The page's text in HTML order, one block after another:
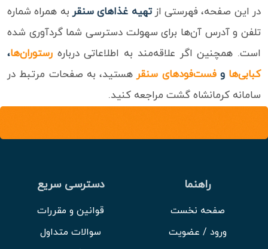
در این صفحه، فهرستی ازتهیه غذاهای سنقر به همراه شماره
تلفن و آدرس آن‌ها برای سهولت دسترسی شما گردآوری شده
است. همچنین اگر علاقه‌مند به اطلاعاتی درباره رستوران‌ها،
کبابی‌ها وفست‌فودهای سنقر هستید، به صفحات مرتبط در
سامانه کرمانشاه گشت مراجعه کنید.
راهنما
صفحه نخست
ورود / عضویت
دسترسی سریع
قوانین و مقررات
سوالات متداول